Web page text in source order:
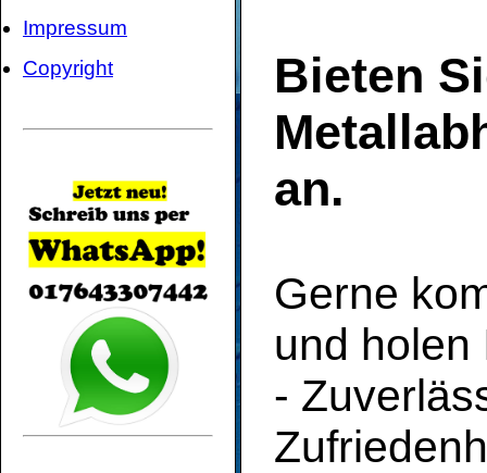
Impressum
Copyright
Bieten
an.
Gerne
und holen
-